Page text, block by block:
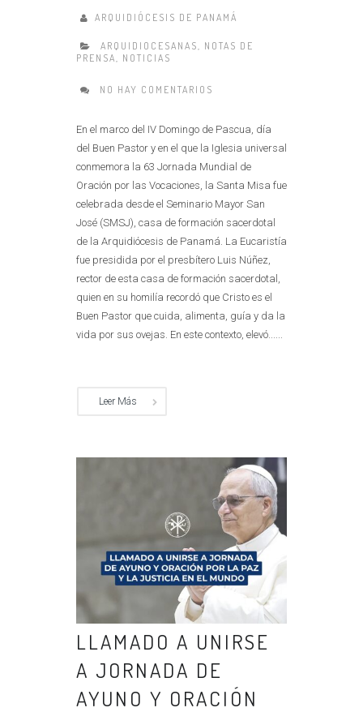
ARQUIDIÓCESIS DE PANAMÁ
ARQUIDIOCESANAS, NOTAS DE
PRENSA, NOTICIAS
NO HAY COMENTARIOS
En el marco del IV Domingo de Pascua, día
del Buen Pastor y en el que la Iglesia universal
conmemora la 63 Jornada Mundial de
Oración por las Vocaciones, la Santa Misa fue
celebrada desde el Seminario Mayor San
José (SMSJ), casa de formación sacerdotal
de la Arquidiócesis de Panamá. La Eucaristía
fue presidida por el presbítero Luis Núñez,
rector de esta casa de formación sacerdotal,
quien en su homilía recordó que Cristo es el
Buen Pastor que cuida, alimenta, guía y da la
vida por sus ovejas. En este contexto, elevó......
Leer Más
LLAMADO A UNIRSE
A JORNADA DE
AYUNO Y ORACIÓN